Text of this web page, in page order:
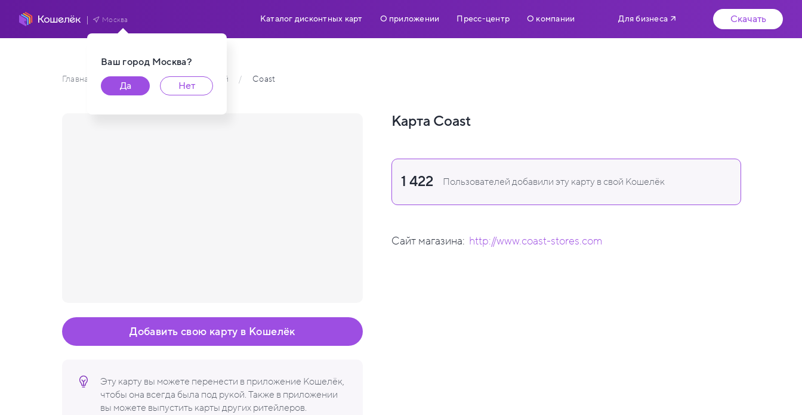
Ваш город Москва?
Да
Нет
Москва Каталог дисконтных карт О приложении Пресс-центр О компании Для бизнеса Скачать
Главная / Каталог карт пользователей / Coast
Эту карту вы можете перенести в приложение Кошелёк,
чтобы она всегда была под рукой. Также в приложении
вы можете выпустить карты других ритейлеров.
Добавить свою карту в Кошелёк
Карта Coast
1 422 Пользователей добавили эту карту в свой Кошелёк
Сайт магазина: http://www.coast-stores.com